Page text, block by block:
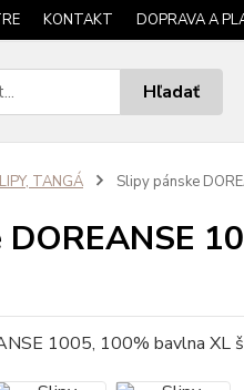
KONTAKT DOPRAVA A
Hľadať
TANGÁ Slipy pánske